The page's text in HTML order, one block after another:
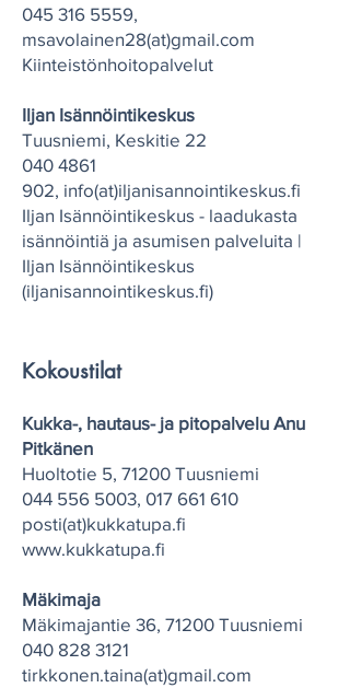
045 316 5559,
msavolainen28(at)gmail.com
Kiinteistönhoitopalvelut
Iljan Isännöintikeskus
Tuusniemi, Keskitie 22
040 4861
902, info(at)iljanisannointikeskus.fi
Iljan Isännöintikeskus - laadukasta
isännöintiä ja asumisen palveluita |
Iljan Isännöintikeskus
(iljanisannointikeskus.fi)
Kokoustilat
Kukka-, hautaus- ja pitopalvelu Anu
Pitkänen
Huoltotie 5, 71200 Tuusniemi
044 556 5003, 017 661 610
posti(at)kukkatupa.fi
www.kukkatupa.fi
Mäkimaja
Mäkimajantie 36, 71200 Tuusniemi
040 828 3121
tirkkonen.taina(at)gmail.com